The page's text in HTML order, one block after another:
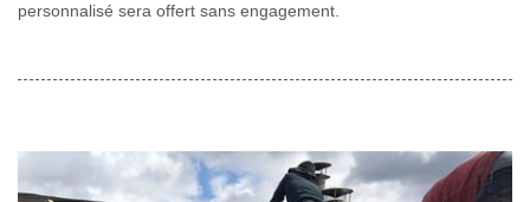
personnalisé sera offert sans engagement.